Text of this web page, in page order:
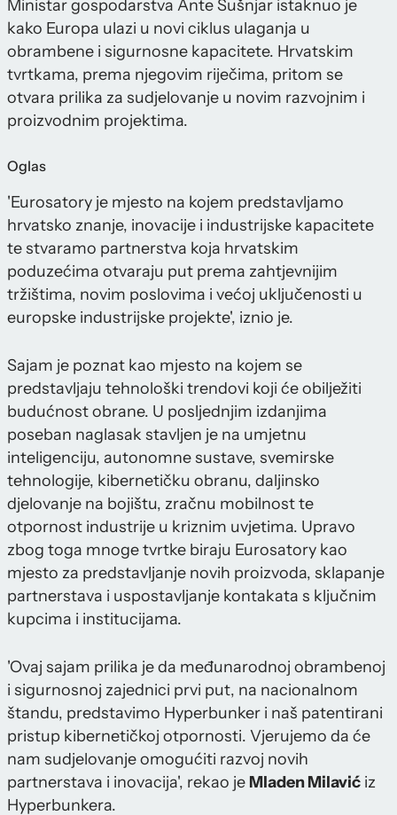
Ministar gospodarstva Ante Šušnjar istaknuo je
kako Europa ulazi u novi ciklus ulaganja u
obrambene i sigurnosne kapacitete. Hrvatskim
tvrtkama, prema njegovim riječima, pritom se
otvara prilika za sudjelovanje u novim razvojnim i
proizvodnim projektima.
Oglas
'Eurosatory je mjesto na kojem predstavljamo
hrvatsko znanje, inovacije i industrijske kapacitete
te stvaramo partnerstva koja hrvatskim
poduzećima otvaraju put prema zahtjevnijim
tržištima, novim poslovima i većoj uključenosti u
europske industrijske projekte', iznio je.
Sajam je poznat kao mjesto na kojem se
predstavljaju tehnološki trendovi koji će obilježiti
budućnost obrane. U posljednjim izdanjima
poseban naglasak stavljen je na umjetnu
inteligenciju, autonomne sustave, svemirske
tehnologije, kibernetičku obranu, daljinsko
djelovanje na bojištu, zračnu mobilnost te
otpornost industrije u kriznim uvjetima. Upravo
zbog toga mnoge tvrtke biraju Eurosatory kao
mjesto za predstavljanje novih proizvoda, sklapanje
partnerstava i uspostavljanje kontakata s ključnim
kupcima i institucijama.
'Ovaj sajam prilika je da međunarodnoj obrambenoj
i sigurnosnoj zajednici prvi put, na nacionalnom
štandu, predstavimo Hyperbunker i naš patentirani
pristup kibernetičkoj otpornosti. Vjerujemo da će
nam sudjelovanje omogućiti razvoj novih
partnerstava i inovacija', rekao je Mladen Milavić iz
Hyperbunkera.